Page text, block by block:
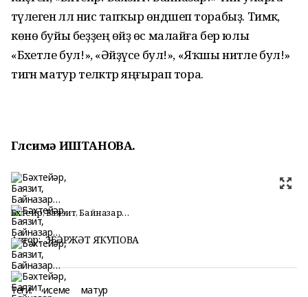
тәүлегенә әллә нисә тапҡыр өндәшеп торабыҙ. Тимәк,
көнө буйы беҙҙең өйҙә өс малайға бер юлы
«Бәхетле бул!», «Әйҙәүсе бул!», «Яҡшы ниәтле бул!»
тигән матур теләктәр яңғырап тора.
Гөлсимә ИШТАНОВА.
Бәхтейәр, Баязит, Байназар…
Автор: ЗӨБӘРЖӘТ ЯҠУПОВА
Теги: исеме матур